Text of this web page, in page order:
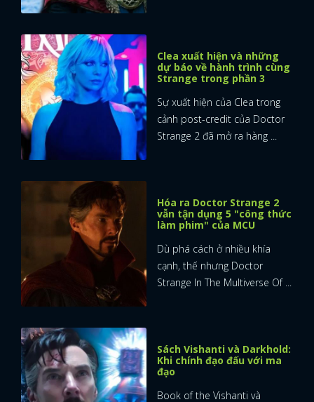
Clea xuất hiện và những
dự báo về hành trình cùng
Strange trong phần 3
Sự xuất hiện của Clea trong
cảnh post-credit của Doctor
Strange 2 đã mở ra hàng ...
Hóa ra Doctor Strange 2
vẫn tận dụng 5 "công thức
làm phim" của MCU
Dù phá cách ở nhiều khía
cạnh, thế nhưng Doctor
Strange In The Multiverse Of ...
Sách Vishanti và Darkhold:
Khi chính đạo đấu với ma
đạo
Book of the Vishanti và